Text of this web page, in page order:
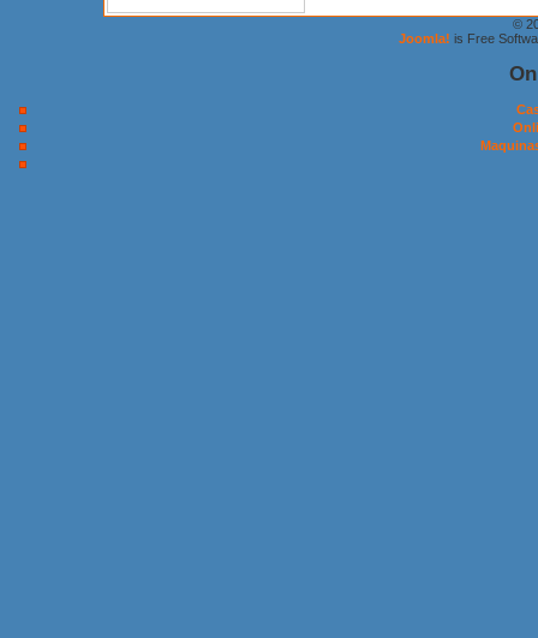
©
Joomla! is Free